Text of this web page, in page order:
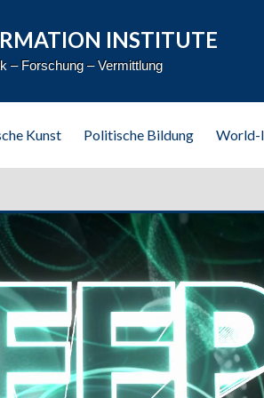
INSTITUTE
– Forschung – Vermittlung
Kunst Politische Bildung World-